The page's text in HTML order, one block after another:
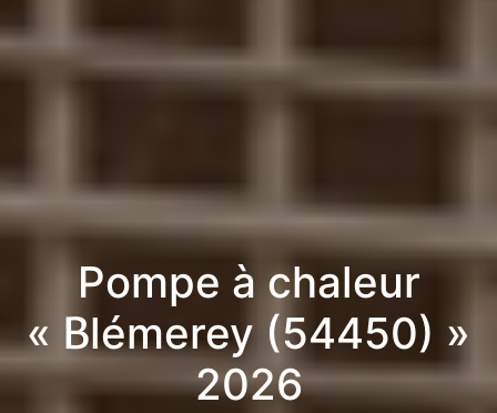
Pompe à chaleur
« Blémerey (54450) »
2026